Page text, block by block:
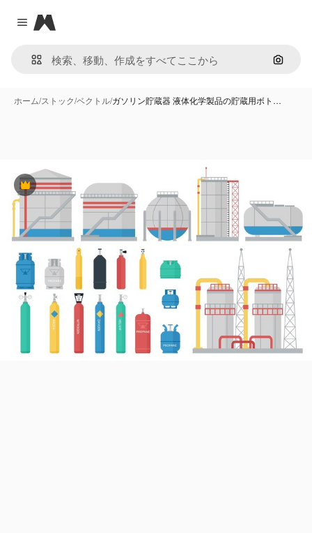
Close menu
Magnific
画像で
ホーム/ストック/ベクトル/ガソリン貯蔵器 液体化学製品の貯蔵用ボト…
Premium